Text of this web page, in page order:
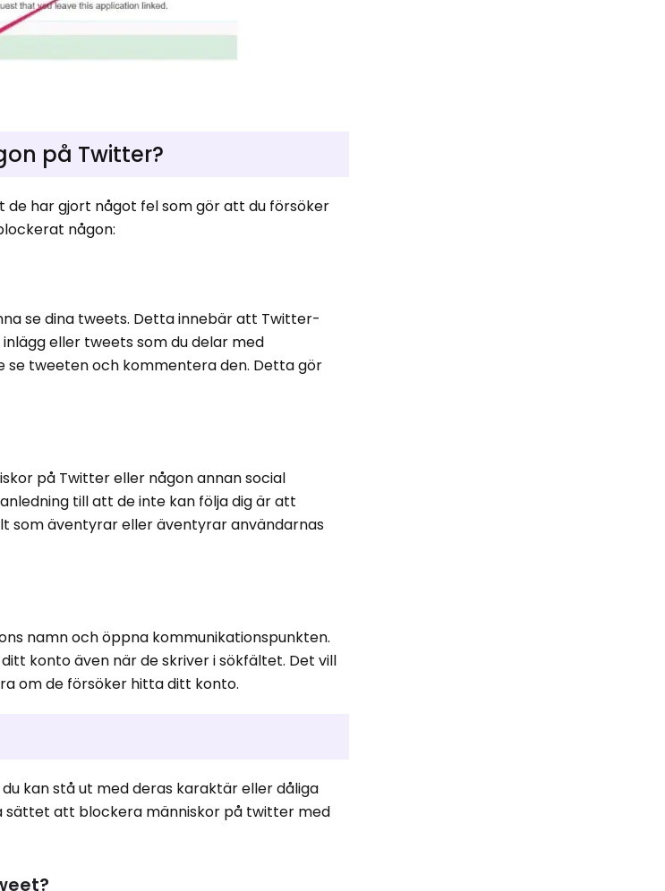
på Twitter?
har gjort något fel som gör att du försöker
någon:
se dina tweets. Detta innebär att Twitter-
eller tweets som du delar med
se tweeten och kommentera den. Detta gör
på Twitter eller någon annan social
till att de inte kan följa dig är att
som äventyrar eller äventyrar användarnas
namn och öppna kommunikationspunkten.
konto även när de skriver i sökfältet. Det vill
om de försöker hitta ditt konto.
kan stå ut med deras karaktär eller dåliga
sättet att blockera människor på twitter med